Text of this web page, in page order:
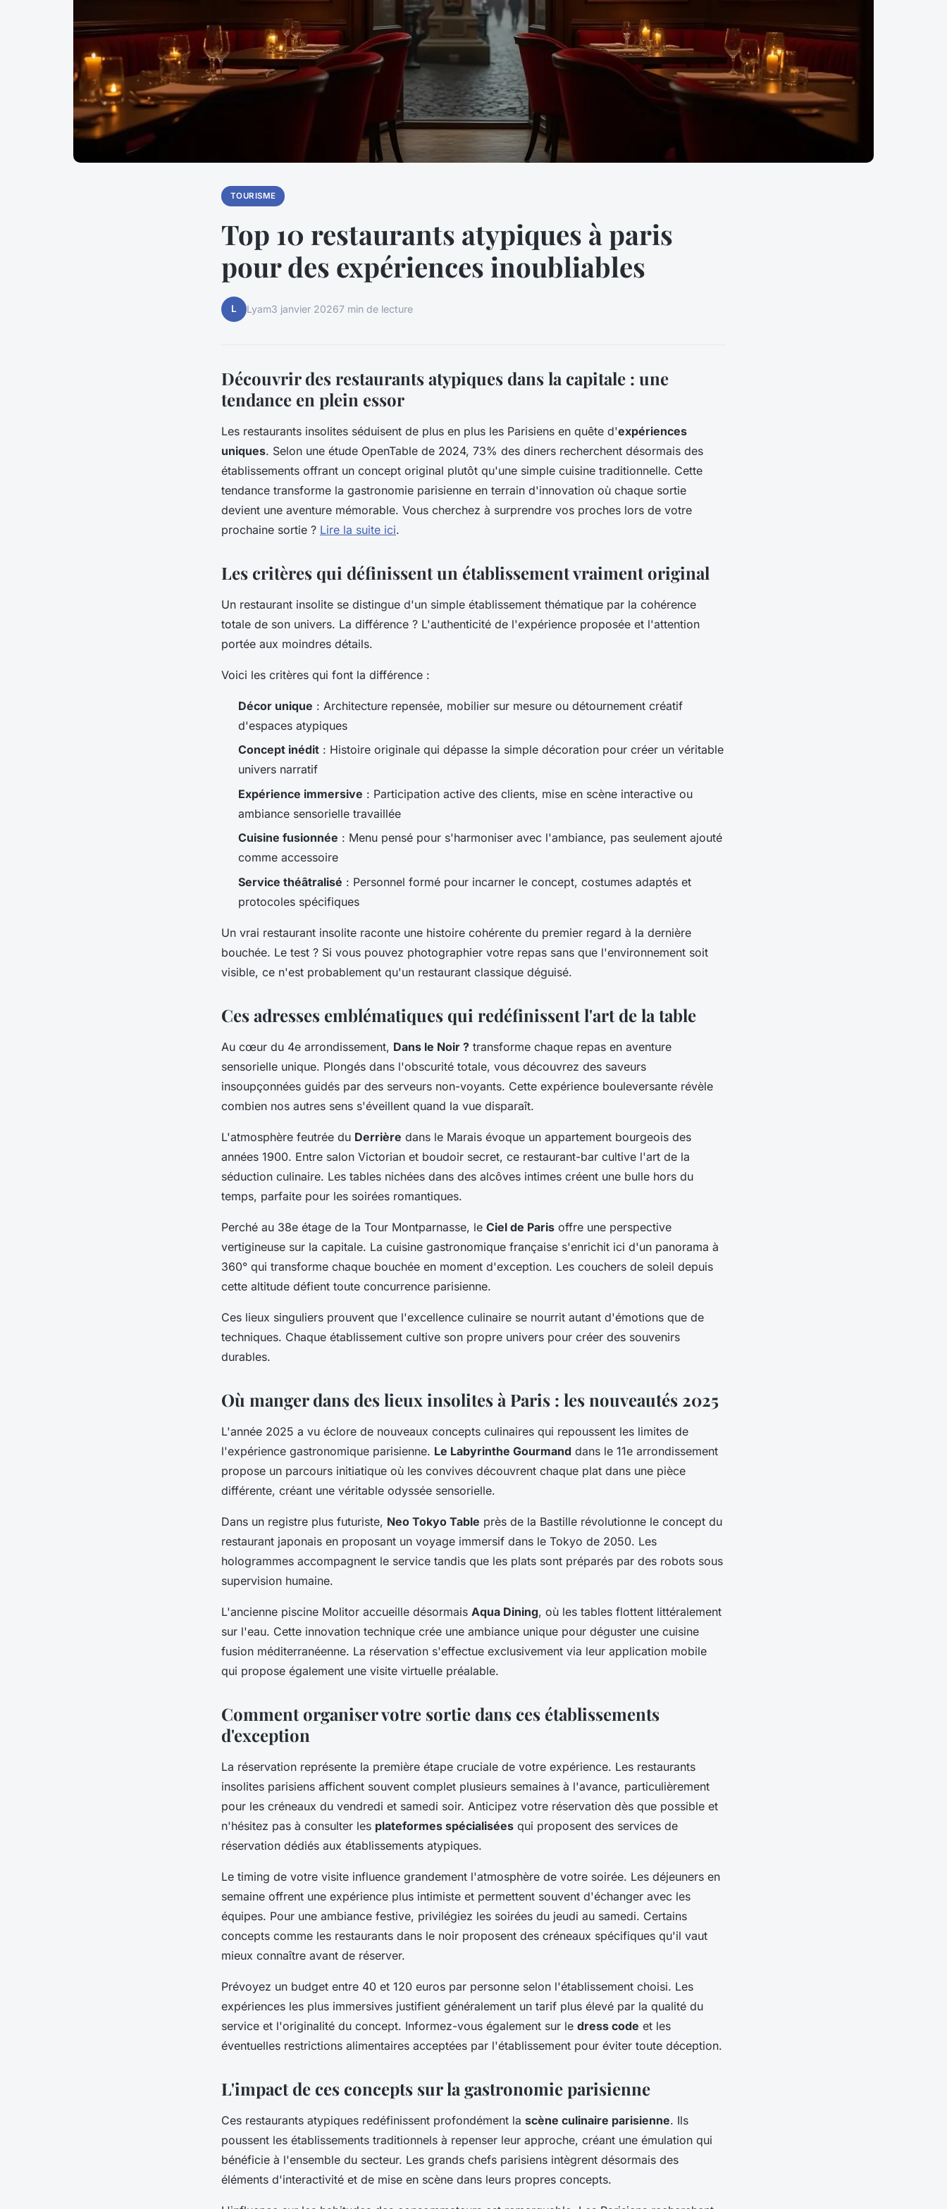
TOURISME
Top 10 restaurants atypiques à paris
pour des expériences inoubliables
L Lyam3 janvier 20267 min de lecture
Découvrir des restaurants atypiques dans la capitale : une
tendance en plein essor
Les restaurants insolites séduisent de plus en plus les Parisiens en quête d'expériences
uniques. Selon une étude OpenTable de 2024, 73% des diners recherchent désormais des
établissements offrant un concept original plutôt qu'une simple cuisine traditionnelle. Cette
tendance transforme la gastronomie parisienne en terrain d'innovation où chaque sortie
devient une aventure mémorable. Vous cherchez à surprendre vos proches lors de votre
prochaine sortie ? Lire la suite ici.
Les critères qui définissent un établissement vraiment original
Un restaurant insolite se distingue d'un simple établissement thématique par la cohérence
totale de son univers. La différence ? L'authenticité de l'expérience proposée et l'attention
portée aux moindres détails.
Voici les critères qui font la différence :
Décor unique : Architecture repensée, mobilier sur mesure ou détournement créatif
d'espaces atypiques
Concept inédit : Histoire originale qui dépasse la simple décoration pour créer un véritable
univers narratif
Expérience immersive : Participation active des clients, mise en scène interactive ou
ambiance sensorielle travaillée
Cuisine fusionnée : Menu pensé pour s'harmoniser avec l'ambiance, pas seulement ajouté
comme accessoire
Service théâtralisé : Personnel formé pour incarner le concept, costumes adaptés et
protocoles spécifiques
Un vrai restaurant insolite raconte une histoire cohérente du premier regard à la dernière
bouchée. Le test ? Si vous pouvez photographier votre repas sans que l'environnement soit
visible, ce n'est probablement qu'un restaurant classique déguisé.
Ces adresses emblématiques qui redéfinissent l'art de la table
Au cœur du 4e arrondissement, Dans le Noir ? transforme chaque repas en aventure
sensorielle unique. Plongés dans l'obscurité totale, vous découvrez des saveurs
insoupçonnées guidés par des serveurs non-voyants. Cette expérience bouleversante révèle
combien nos autres sens s'éveillent quand la vue disparaît.
L'atmosphère feutrée du Derrière dans le Marais évoque un appartement bourgeois des
années 1900. Entre salon Victorian et boudoir secret, ce restaurant-bar cultive l'art de la
séduction culinaire. Les tables nichées dans des alcôves intimes créent une bulle hors du
temps, parfaite pour les soirées romantiques.
Perché au 38e étage de la Tour Montparnasse, le Ciel de Paris offre une perspective
vertigineuse sur la capitale. La cuisine gastronomique française s'enrichit ici d'un panorama à
360° qui transforme chaque bouchée en moment d'exception. Les couchers de soleil depuis
cette altitude défient toute concurrence parisienne.
Ces lieux singuliers prouvent que l'excellence culinaire se nourrit autant d'émotions que de
techniques. Chaque établissement cultive son propre univers pour créer des souvenirs
durables.
Où manger dans des lieux insolites à Paris : les nouveautés 2025
L'année 2025 a vu éclore de nouveaux concepts culinaires qui repoussent les limites de
l'expérience gastronomique parisienne. Le Labyrinthe Gourmand dans le 11e arrondissement
propose un parcours initiatique où les convives découvrent chaque plat dans une pièce
différente, créant une véritable odyssée sensorielle.
Dans un registre plus futuriste, Neo Tokyo Table près de la Bastille révolutionne le concept du
restaurant japonais en proposant un voyage immersif dans le Tokyo de 2050. Les
hologrammes accompagnent le service tandis que les plats sont préparés par des robots sous
supervision humaine.
L'ancienne piscine Molitor accueille désormais Aqua Dining, où les tables flottent littéralement
sur l'eau. Cette innovation technique crée une ambiance unique pour déguster une cuisine
fusion méditerranéenne. La réservation s'effectue exclusivement via leur application mobile
qui propose également une visite virtuelle préalable.
Comment organiser votre sortie dans ces établissements
d'exception
La réservation représente la première étape cruciale de votre expérience. Les restaurants
insolites parisiens affichent souvent complet plusieurs semaines à l'avance, particulièrement
pour les créneaux du vendredi et samedi soir. Anticipez votre réservation dès que possible et
n'hésitez pas à consulter les plateformes spécialisées qui proposent des services de
réservation dédiés aux établissements atypiques.
Le timing de votre visite influence grandement l'atmosphère de votre soirée. Les déjeuners en
semaine offrent une expérience plus intimiste et permettent souvent d'échanger avec les
équipes. Pour une ambiance festive, privilégiez les soirées du jeudi au samedi. Certains
concepts comme les restaurants dans le noir proposent des créneaux spécifiques qu'il vaut
mieux connaître avant de réserver.
Prévoyez un budget entre 40 et 120 euros par personne selon l'établissement choisi. Les
expériences les plus immersives justifient généralement un tarif plus élevé par la qualité du
service et l'originalité du concept. Informez-vous également sur le dress code et les
éventuelles restrictions alimentaires acceptées par l'établissement pour éviter toute déception.
L'impact de ces concepts sur la gastronomie parisienne
Ces restaurants atypiques redéfinissent profondément la scène culinaire parisienne. Ils
poussent les établissements traditionnels à repenser leur approche, créant une émulation qui
bénéficie à l'ensemble du secteur. Les grands chefs parisiens intègrent désormais des
éléments d'interactivité et de mise en scène dans leurs propres concepts.